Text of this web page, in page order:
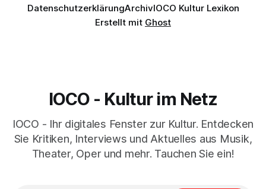
DatenschutzerklärungArchivIOCO Kultur Lexikon
Erstellt mit Ghost
IOCO - Kultur im Netz
IOCO - Ihr digitales Fenster zur Kultur. Entdecken
Sie Kritiken, Interviews und Aktuelles aus Musik,
Theater, Oper und mehr. Tauchen Sie ein!